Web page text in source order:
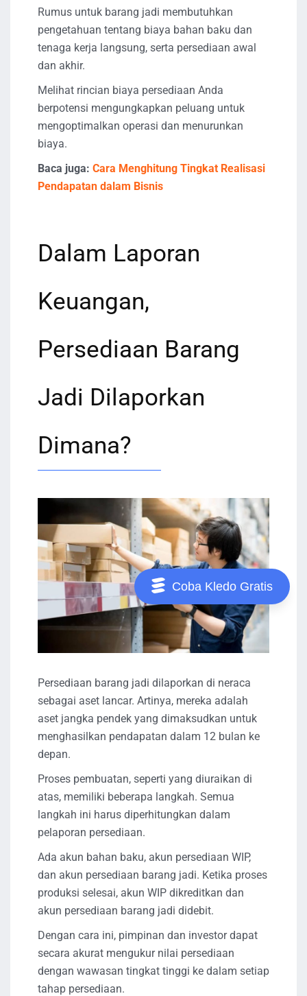
Rumus untuk barang jadi membutuhkan
pengetahuan tentang biaya bahan baku dan
tenaga kerja langsung, serta persediaan awal
dan akhir.
Melihat rincian biaya persediaan Anda
berpotensi mengungkapkan peluang untuk
mengoptimalkan operasi dan menurunkan
biaya.
Baca juga: Cara Menghitung Tingkat Realisasi
Pendapatan dalam Bisnis
Dalam Laporan
Keuangan,
Persediaan Barang
Jadi Dilaporkan
Dimana?
Persediaan barang jadi dilaporkan di neraca
sebagai aset lancar. Artinya, mereka adalah
aset jangka pendek yang dimaksudkan untuk
menghasilkan pendapatan dalam 12 bulan ke
depan.
Proses pembuatan, seperti yang diuraikan di
atas, memiliki beberapa langkah. Semua
langkah ini harus diperhitungkan dalam
pelaporan persediaan.
Ada akun bahan baku, akun persediaan WIP,
dan akun persediaan barang jadi. Ketika proses
produksi selesai, akun WIP dikreditkan dan
akun persediaan barang jadi didebit.
Dengan cara ini, pimpinan dan investor dapat
secara akurat mengukur nilai persediaan
dengan wawasan tingkat tinggi ke dalam setiap
tahap persediaan.
Coba Kledo Gratis